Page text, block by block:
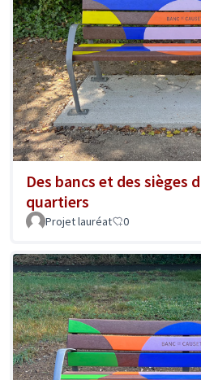
Des bancs et des sièges
quartiers
Projet lauréat 0